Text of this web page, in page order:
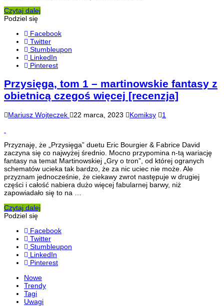
Czytaj dalej
Podziel się
Facebook
Twitter
Stumbleupon
LinkedIn
Pinterest
Przysięga, tom 1 – martinowskie fantasy z
obietnicą czegoś więcej [recenzja]
Mariusz Wojteczek 22 marca, 2023 Komiksy 1
Przyznaję, że „Przysięga” duetu Eric Bourgier & Fabrice David
zaczyna się co najwyżej średnio. Mocno przypomina n-tą wariację
fantasy na temat Martinowskiej „Gry o tron”, od której ogranych
schematów ucieka tak bardzo, że za nic uciec nie może. Ale
przyznam jednocześnie, że ciekawy zwrot następuje w drugiej
części i całość nabiera dużo więcej fabularnej barwy, niż
zapowiadało się to na …
Czytaj dalej
Podziel się
Facebook
Twitter
Stumbleupon
LinkedIn
Pinterest
Nowe
Trendy
Tagi
Uwagi